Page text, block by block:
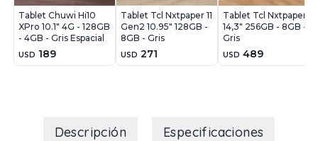
Tablet Chuwi Hi10
XPro 10.1" 4G - 128GB
- 4GB - Gris Espacial
USD 189
Tablet Tcl Nxtpaper 11
Gen2 10.95" 128GB -
8GB - Gris
USD 271
Tablet Tcl Nxtpaper
14,3" 256GB - 8GB -
Gris
USD 489
Descripción Especificaciones